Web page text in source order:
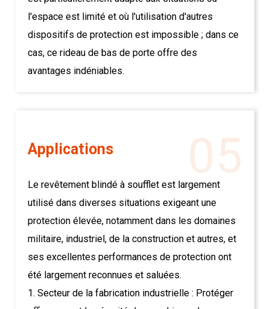
l'espace est limité et où l'utilisation d'autres
dispositifs de protection est impossible ; dans ce
cas, ce rideau de bas de porte offre des
avantages indéniables.
05
Applications
Le revêtement blindé à soufflet est largement
utilisé dans diverses situations exigeant une
protection élevée, notamment dans les domaines
militaire, industriel, de la construction et autres, et
ses excellentes performances de protection ont
été largement reconnues et saluées.
1. Secteur de la fabrication industrielle : Protéger